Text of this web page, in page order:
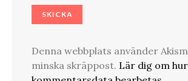
Denna webbplats använder
minska skräppost. Lär dig om